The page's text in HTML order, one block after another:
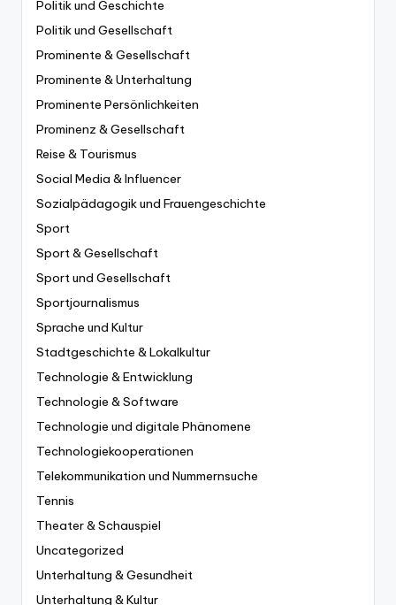
Politik und Geschichte
Politik und Gesellschaft
Prominente & Gesellschaft
Prominente & Unterhaltung
Prominente Persönlichkeiten
Prominenz & Gesellschaft
Reise & Tourismus
Social Media & Influencer
Sozialpädagogik und Frauengeschichte
Sport
Sport & Gesellschaft
Sport und Gesellschaft
Sportjournalismus
Sprache und Kultur
Stadtgeschichte & Lokalkultur
Technologie & Entwicklung
Technologie & Software
Technologie und digitale Phänomene
Technologiekooperationen
Telekommunikation und Nummernsuche
Tennis
Theater & Schauspiel
Uncategorized
Unterhaltung & Gesundheit
Unterhaltung & Kultur